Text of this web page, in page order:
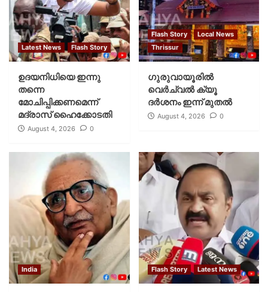
Latest News Flash Story
ഉദയനിധിയെ ഇന്നു
തന്നെ
മോചിപ്പിക്കണമെന്ന്
മദ്രാസ് ഹൈക്കോടതി
August 4, 2026 0
Flash Story
Local News
Thrissur
ഗുരുവായൂരില്‍
വെര്‍ച്വല്‍ ക്യൂ
ദര്‍ശനം ഇന്ന് മുതല്‍
August 4, 2026 0
India Flash Story Latest News